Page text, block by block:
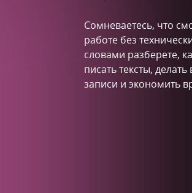
Сомневаетесь, что
работе без
словами разберете,
писать тексты,
записи и экономить